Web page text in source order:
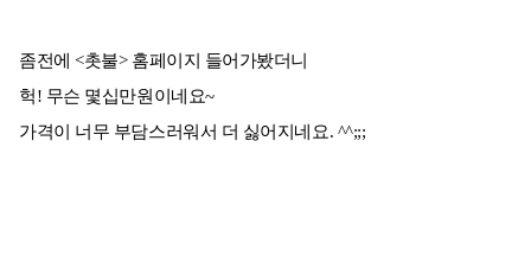
좀전에 <촛불> 홈페이지 들어가봤더니
헉! 무슨 몇십만원이네요~
가격이 너무 부담스러워서 더 싫어지네요. ^^;;;